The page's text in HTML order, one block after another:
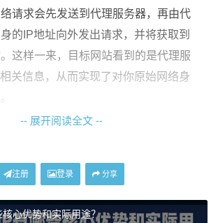
请求会先发送到代理服务器，再由代
的IP地址向外发出请求，并将获取到
这样一来，目标网站看到的是代理服
关信息，从而实现了对你原始网络身
的需求都是一样的。就像运输货物，
此，根据IP的来源、稳定性和使用模
-- 展开阅读全文 --
注册 登录 分享
心优势和实际用途？